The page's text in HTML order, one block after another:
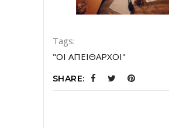
Tags:
"ΟΙ ΑΠΕΙΘΑΡΧΟΙ"
SHARE: